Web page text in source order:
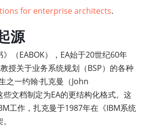
for enterprise architects.
源
（EABOK），EA始于20世纪60年
授关于业务系统规划（BSP）的各种
之一约翰·扎克曼（John
文档制定为EA的更结构化格式。这
工作，扎克曼于1987年在《IBM系统